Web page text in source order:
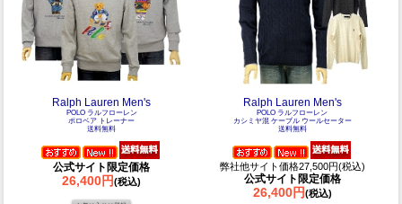
Ralph Lauren Men's
POLO ラルフローレン
ポロベア トレーナー
送料無料
公式サイト限定価格
26,400円(税込)
Ralph Lauren Men's
POLO ラルフローレン
カシミヤ混 ケーブル ウールセーター
送料無料
弊社他サイト価格27,500円(税込)
公式サイト限定価格
26,400円(税込)